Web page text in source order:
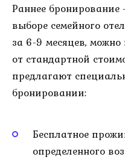
Раннее
выборе семейного
за 6-9 месяцев,
от стандартной
предлагают
бронировании:
Бесплатное
определенного